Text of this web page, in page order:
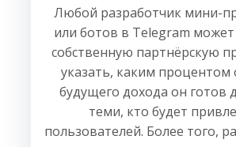
Любой разработчик мини-
или ботов в Telegram может
собственную партнёрскую
указать, каким процентом
будущего дохода он готов
теми, кто будет
пользователей. Более того,